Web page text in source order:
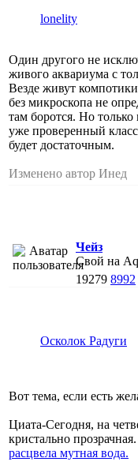
lonelity
Один другого не
живого аквариума с
Везде живут
без микроскопа не
там боротся. Но
уже проверенный
будет достаточным.
Изменено автор Инед
Чейз
Свой на
19279 8992
Осколок Радуги
Вот тема, если есть
Циата-Сегодня, на
кристально прозрачная.
расцвела мутная вода.